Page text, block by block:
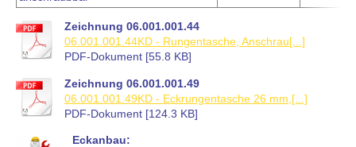
Zeichnung 06.001.001.44
06.001.001.44KD - Rungentasche, Anschrau[...]
PDF-Dokument [55.8 KB]
Zeichnung 06.001.001.49
06.001.001.49KD - Eckrungentasche 26 mm,[...]
PDF-Dokument [124.3 KB]
Eckanbau: